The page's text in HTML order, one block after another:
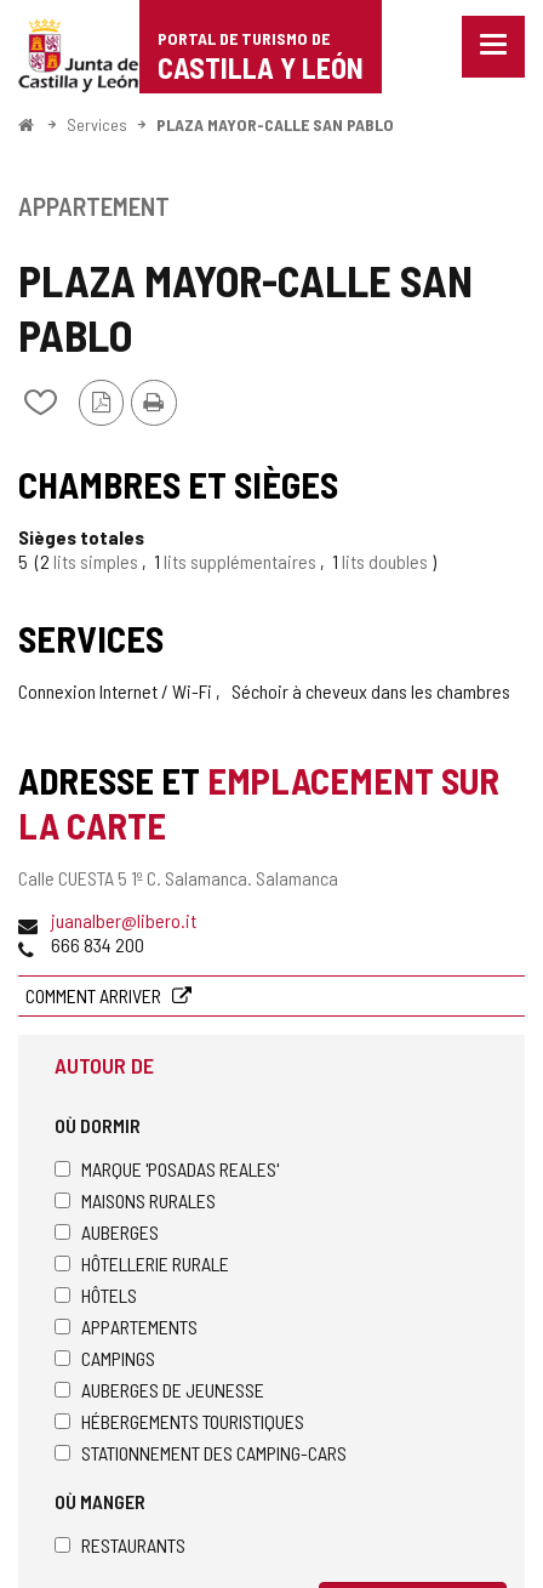
Portal
de
Turismo
Castilla
León
PORTAL DE TURISMO DE
CASTILLA Y LEÓN
Menu
<
Services PLAZA MAYOR-CALLE SAN PABLO
PLAZA MAYOR-CALLE SAN
PABLO
Ajouter/retirer
de
cahiers
Version
PDF
Imprimer
APPARTEMENT
CHAMBRES ET SIÈGES
Sièges totales
5 2 lits simples 1 lits supplémentaires 1 lits doubles
SERVICES
Connexion Internet / Wi-Fi Séchoir à cheveux dans les chambres
ADRESSE ET EMPLACEMENT SUR
LA CARTE
Adresse
Calle CUESTA 5 1º C. Salamanca. Salamanca
Adresse
de
électronique
juanalber@libero.it
Téléphones
666 834 200
COMMENT ARRIVER
AUTOUR DE
OÙ DORMIR
MARQUE 'POSADAS REALES'
MAISONS RURALES
AUBERGES
HÔTELLERIE RURALE
HÔTELS
APPARTEMENTS
CAMPINGS
AUBERGES DE JEUNESSE
HÉBERGEMENTS TOURISTIQUES
STATIONNEMENT DES CAMPING-CARS
OÙ MANGER
RESTAURANTS